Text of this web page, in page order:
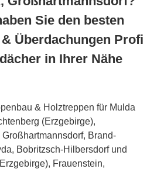
Sie den besten
Überdachungen Profi
in Ihrer Nähe
& Holztreppen für Mulda
(Erzgebirge),
Großhartmannsdorf, Brand-
Bobritzsch-Hilbersdorfund
, Frauenstein,